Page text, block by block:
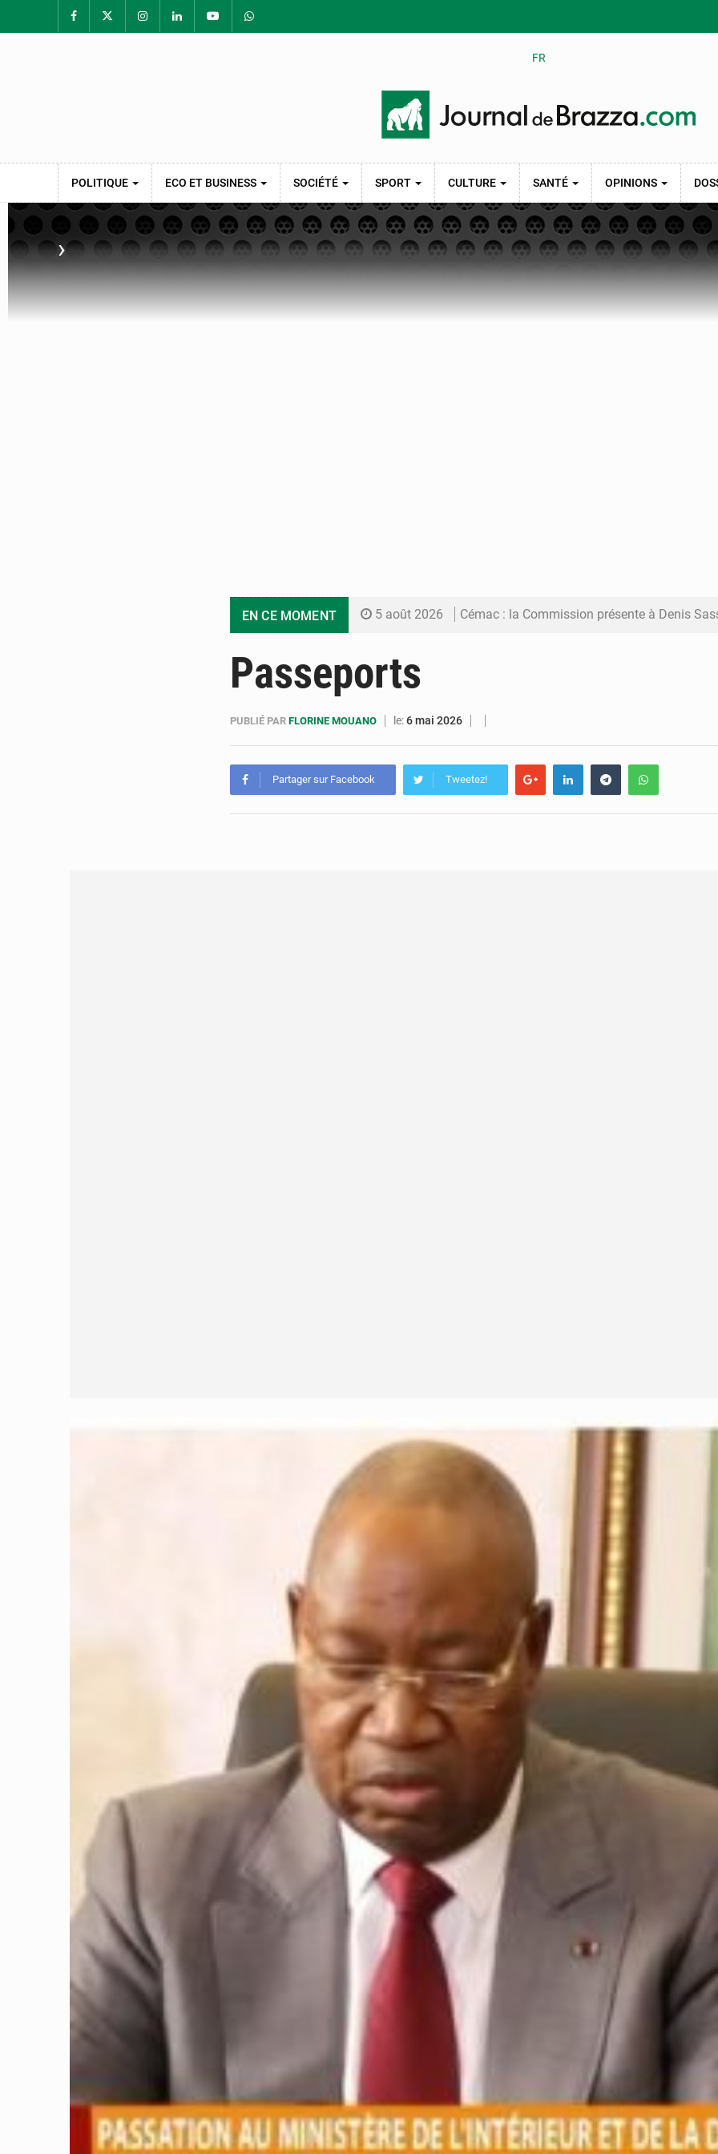
FR
POLITIQUE ECO ET BUSINESS SOCIÉTÉ SPORT CULTURE SANTÉ OPINIONS
›
EN CE MOMENT 5 août 2026 Cémac : la Commission présente à Denis Sassou
5 août 2026
4 août 2026 Congo : l’UDSN célèbre 393 nouveaux diplômés et mise sur
Passeports
PUBLIÉ PAR FLORINE MOUANO le:6 mai 2026
Partager sur Facebook Tweetez!